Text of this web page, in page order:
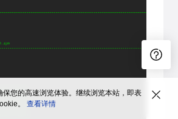
您的高速浏览体验。继续浏览本站，即表
。 查看详情